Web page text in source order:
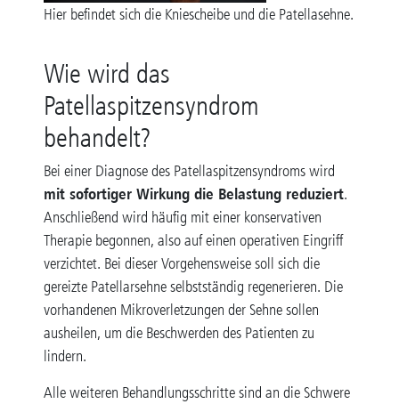
Hier befindet sich die Kniescheibe und die Patellasehne.
Wie wird das
Patellaspitzensyndrom
behandelt?
Bei einer Diagnose des Patellaspitzensyndroms wird
mit sofortiger Wirkung die Belastung reduziert.
Anschließend wird häufig mit einer konservativen
Therapie begonnen, also auf einen operativen Eingriff
verzichtet. Bei dieser Vorgehensweise soll sich die
gereizte Patellarsehne selbstständig regenerieren. Die
vorhandenen Mikroverletzungen der Sehne sollen
ausheilen, um die Beschwerden des Patienten zu
lindern.
Alle weiteren Behandlungsschritte sind an die Schwere